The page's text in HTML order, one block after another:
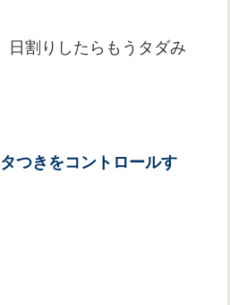
割りしたらもうタダみ
つきをコントロールす